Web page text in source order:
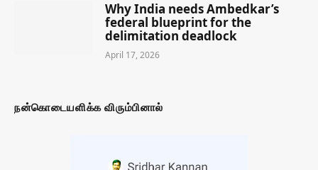
Why India needs Ambedkar’s
federal blueprint for the
delimitation deadlock
April 17, 2026
நன்கொடையளிக்க விரும்பினால்